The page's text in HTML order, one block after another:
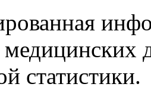
статистики.